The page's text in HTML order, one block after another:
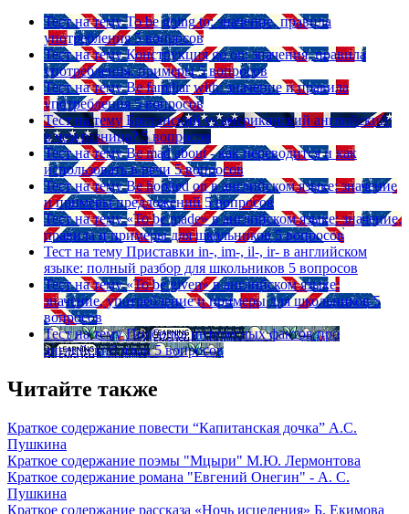
Тест на тему To be going to: значение, правила
употребления 5 вопросов
Тест на тему Конструкция go on: значения, правила
употребления, примеры 5 вопросов
Тест на тему Be familiar with: значение и правила
употребления 5 вопросов
Тест на тему Британский vs американский английский:
в чем разница? 5 вопросов
Тест на тему Be mad about - как переводится и как
использовать в речи 5 вопросов
Тест на тему Be hooked on в английском языке: значение
и примеры предложений 5 вопросов
Тест на тему «To be made» в английском языке: значение,
правила и примеры для школьников 5 вопросов
Тест на тему Приставки in-, im-, il-, ir- в английском
языке: полный разбор для школьников 5 вопросов
Тест на тему «To be given» в английском языке:
значение, употребление и примеры для школьников 5
вопросов
Тест на тему Подборка интересных фактов про
английский язык 5 вопросов
Читайте также
Краткое содержание повести “Капитанская дочка” А.С.
Пушкина
Краткое содержание поэмы "Мцыри" М.Ю. Лермонтова
Краткое содержание романа "Евгений Онегин" - А. С.
Пушкина
Краткое содержание рассказа «Ночь исцеления» Б. Екимова